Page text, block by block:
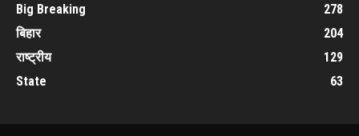
Big Breaking
278
बिहार
204
राष्ट्रीय
129
State
63